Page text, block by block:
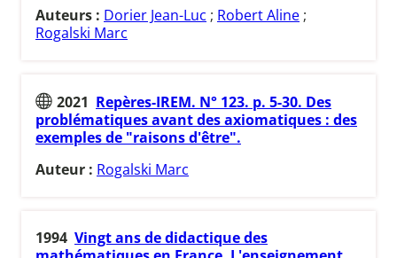
Auteurs : Dorier Jean-Luc ; Robert Aline ;
Rogalski Marc
2021 Repères-IREM. N° 123. p. 5-30. Des
problématiques avant des axiomatiques : des
exemples de "raisons d'être".
Auteur : Rogalski Marc
1994 Vingt ans de didactique des